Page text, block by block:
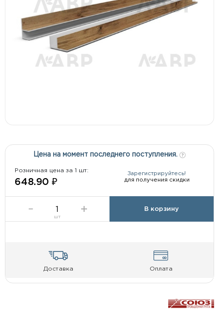
Цена на момент последнего поступления.
Розничная цена за 1 шт:
648.90 ₽
Зарегистрируйтесь!
для получения скидки
шт
В корзину
Доставка Оплата